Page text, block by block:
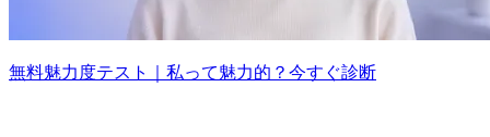
無料魅力度テスト｜私って魅力的？今すぐ診断